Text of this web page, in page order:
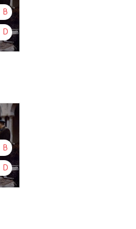
B
D
B
D